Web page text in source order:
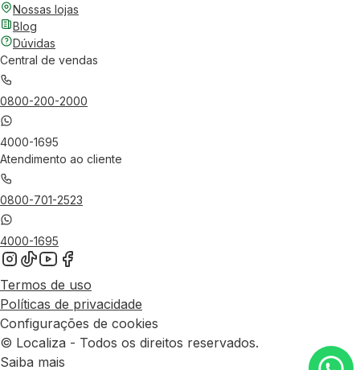
Nossas lojas
Blog
Dúvidas
Central de vendas
0800-200-2000
4000-1695
Atendimento ao cliente
0800-701-2523
4000-1695
Termos de uso
Políticas de privacidade
Configurações de cookies
© Localiza - Todos os direitos reservados.
Saiba mais